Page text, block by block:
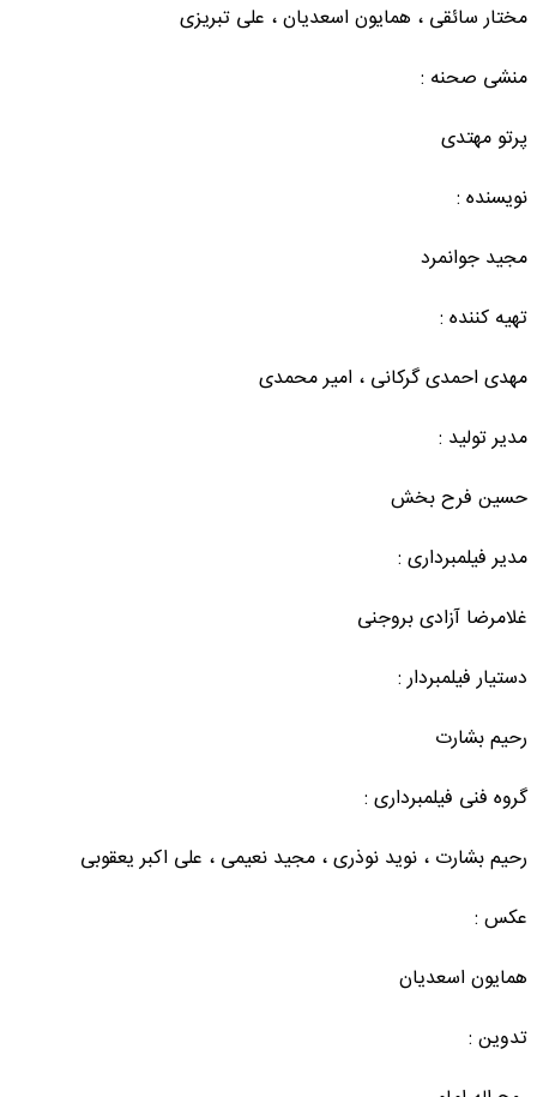
مختار سائقی ، همایون اسعدیان ، علی تبریزی
منشی صحنه :
پرتو مهتدی
نویسنده :
مجید جوانمرد
تهیه کننده :
مهدی احمدی گرکانی ، امیر محمدی
مدیر تولید :
حسین فرح بخش
مدیر فیلمبرداری :
غلامرضا آزادی بروجنی
دستیار فیلمبردار :
رحیم بشارت
گروه فنی فیلمبرداری :
رحیم بشارت ، نوید نوذری ، مجید نعیمی ، علی اکبر یعقوبی
عکس :
همایون اسعدیان
تدوین :